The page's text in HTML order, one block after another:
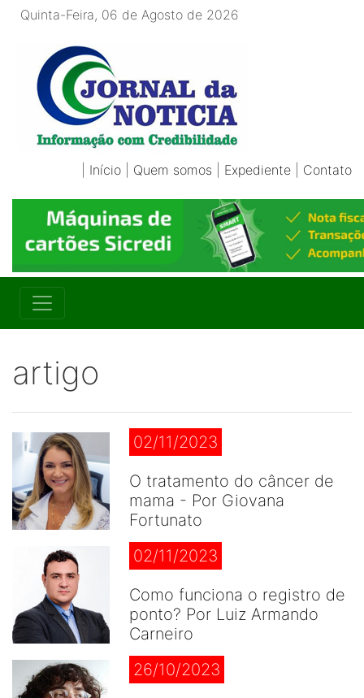
Quinta-Feira, 06 de Agosto de 2026
Início Quem somos Expediente Contato
artigo
02/11/2023
O tratamento do câncer de
mama - Por Giovana
Fortunato
02/11/2023
Como funciona o registro de
ponto? Por Luiz Armando
Carneiro
26/10/2023